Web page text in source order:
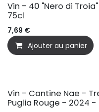
Vin - 40 "Nero di
75cl
7,69 €
Ajouter au panier
Vin - Cantine Nae -
Puglia Rouge - 2024 -